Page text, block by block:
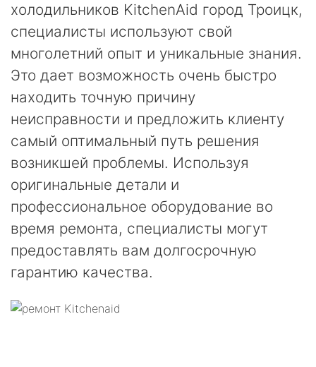
холодильников KitchenAid город Троицк,
специалисты используют свой
многолетний опыт и уникальные знания.
Это дает возможность очень быстро
находить точную причину
неисправности и предложить клиенту
самый оптимальный путь решения
возникшей проблемы. Используя
оригинальные детали и
профессиональное оборудование во
время ремонта, специалисты могут
предоставлять вам долгосрочную
гарантию качества.